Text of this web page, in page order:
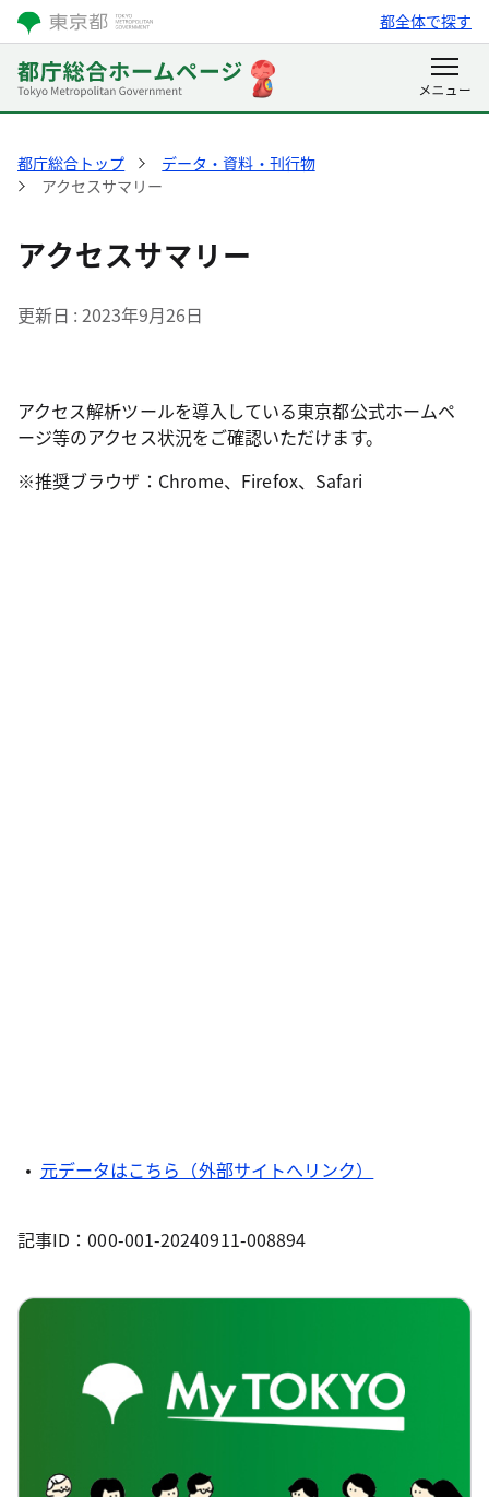
都全体で探す
都庁総合トップ
データ・資料・刊行物
アクセスサマリー
アクセスサマリー
更新日 2023年9月26日
アクセス解析ツールを導入している東京都公式ホームペ
ージ等のアクセス状況をご確認いただけます。
※推奨ブラウザ：Chrome、Firefox、Safari
元データはこちら（外部サイトへリンク）
記事ID：000-001-20240911-008894